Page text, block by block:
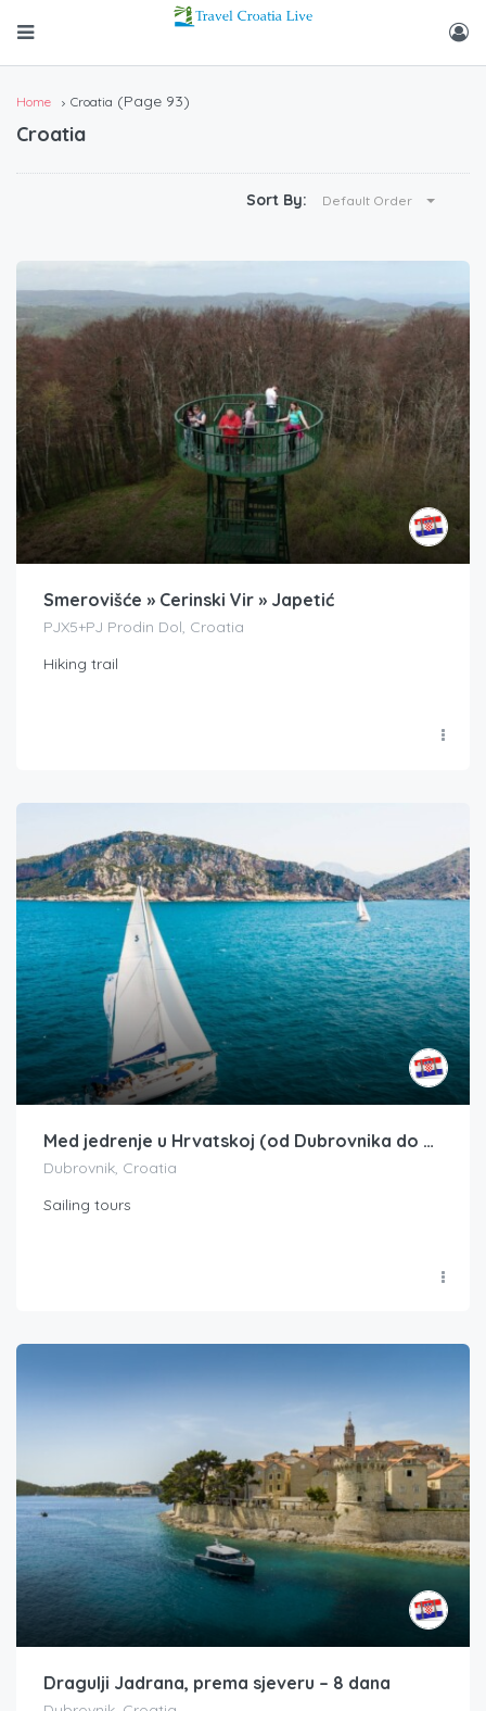
Home Croatia (Page 93)
Croatia
Sort By: Default Order
Smerovišće » Cerinski Vir » Japetić
PJX5+PJ Prodin Dol, Croatia
Hiking trail
Med jedrenje u Hrvatskoj (od Dubrovnika do Splita)
Dubrovnik, Croatia
Sailing tours
Dragulji Jadrana, prema sjeveru – 8 dana